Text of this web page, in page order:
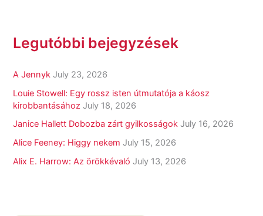
Legutóbbi bejegyzések
A Jennyk July 23, 2026
Louie Stowell: Egy ​rossz isten útmutatója a káosz
kirobbantásához July 18, 2026
Janice Hallett Dobozba zárt gyilkosságok July 16, 2026
Alice Feeney: Higgy nekem July 15, 2026
Alix E. Harrow: Az örökkévaló July 13, 2026